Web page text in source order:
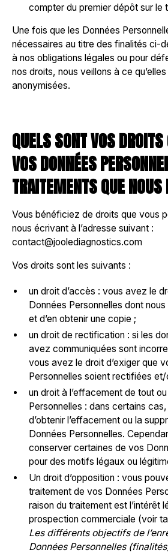
compter du premier dépôt sur le
Une fois que les Données
nécessaires au titre des finalités ci-
à nos obligations légales ou pour
nos droits, nous veillons à ce
anonymisées.
QUELS SONT VOS DROITS
VOS DONNÉES
TRAITEMENTS QUE NOUS
Vous bénéficiez de droits que vous
nous écrivant à l’adresse suivant :
contact@joolediagnostics.com
Vos droits sont les suivants :
un droit d’accès : vous avez le
Données Personnelles dont
et d’en obtenir une copie ;
un droit de rectification : si les
avez communiquées sont
vous avez le droit d’exiger que
Personnelles soient rectifiées
un droit à l’effacement de tout
Personnelles : dans certains
d’obtenir l’effacement ou la
Données Personnelles.
conserver certaines de vos
pour des motifs légaux ou
Un droit d’opposition : vous
traitement de vos Données
raison du traitement est l’intérêt
prospection commerciale (voir
Les différents objectifs de
Données Personnelles